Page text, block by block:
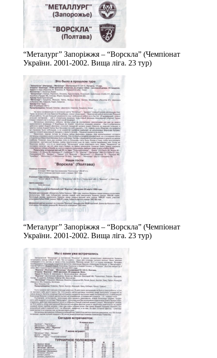
“Металург” Запоріжжя – “Ворскла” (Чемпіонат
України. 2001-2002. Вища ліга. 23 тур)
“Металург” Запоріжжя – “Ворскла” (Чемпіонат
України. 2001-2002. Вища ліга. 23 тур)